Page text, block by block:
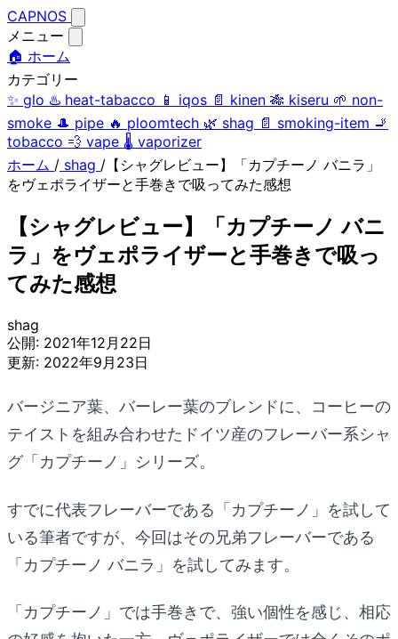
CAPNOS
メニュー
🏠 ホーム
カテゴリー
✨ glo ♨️ heat-tabacco 📱 iqos 📄 kinen 🎋 kiseru 🌱 non-
smoke 🎩 pipe 🔥 ploomtech 🌿 shag 📄 smoking-item 🚬
tobacco 💨 vape 🌡️ vaporizer
ホーム / shag / 【シャグレビュー】「カプチーノ バニラ」
をヴェポライザーと手巻きで吸ってみた感想
【シャグレビュー】「カプチーノ バニ
ラ」をヴェポライザーと手巻きで吸っ
てみた感想
shag
公開: 2021年12月22日
更新: 2022年9月23日
バージニア葉、バーレー葉のブレンドに、コーヒーの
テイストを組み合わせたドイツ産のフレーバー系シャ
グ「カプチーノ」シリーズ。
すでに代表フレーバーである「カプチーノ」を試して
いる筆者ですが、今回はその兄弟フレーバーである
「カプチーノ バニラ」を試してみます。
「カプチーノ」では手巻きで、強い個性を感じ、相応